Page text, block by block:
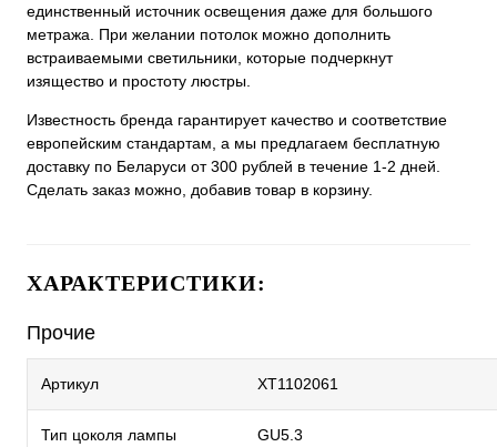
единственный источник освещения даже для большого
метража. При желании потолок можно дополнить
встраиваемыми светильники, которые подчеркнут
изящество и простоту люстры.
Известность бренда гарантирует качество и соответствие
европейским стандартам, а мы предлагаем бесплатную
доставку по Беларуси от 300 рублей в течение 1-2 дней.
Сделать заказ можно, добавив товар в корзину.
ХАРАКТЕРИСТИКИ:
Прочие
Артикул XT1102061
Тип цоколя лампы GU5.3